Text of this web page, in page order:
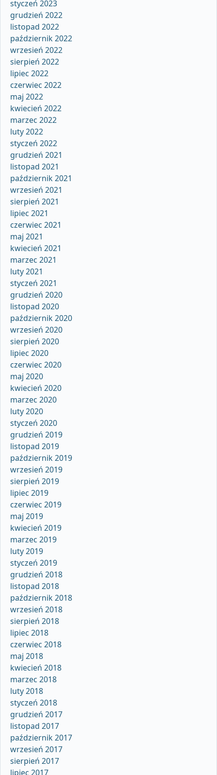
styczeń 2023
grudzień 2022
listopad 2022
październik 2022
wrzesień 2022
sierpień 2022
lipiec 2022
czerwiec 2022
maj 2022
kwiecień 2022
marzec 2022
luty 2022
styczeń 2022
grudzień 2021
listopad 2021
październik 2021
wrzesień 2021
sierpień 2021
lipiec 2021
czerwiec 2021
maj 2021
kwiecień 2021
marzec 2021
luty 2021
styczeń 2021
grudzień 2020
listopad 2020
październik 2020
wrzesień 2020
sierpień 2020
lipiec 2020
czerwiec 2020
maj 2020
kwiecień 2020
marzec 2020
luty 2020
styczeń 2020
grudzień 2019
listopad 2019
październik 2019
wrzesień 2019
sierpień 2019
lipiec 2019
czerwiec 2019
maj 2019
kwiecień 2019
marzec 2019
luty 2019
styczeń 2019
grudzień 2018
listopad 2018
październik 2018
wrzesień 2018
sierpień 2018
lipiec 2018
czerwiec 2018
maj 2018
kwiecień 2018
marzec 2018
luty 2018
styczeń 2018
grudzień 2017
listopad 2017
październik 2017
wrzesień 2017
sierpień 2017
lipiec 2017